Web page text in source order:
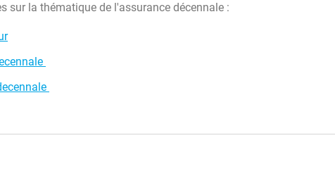
sur la thématique de l'assurance décennale :